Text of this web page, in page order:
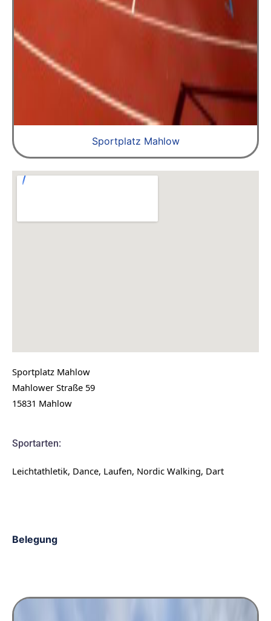
Sportplatz Mahlow
Sportplatz Mahlow
Mahlower Straße 59
15831 Mahlow
Sportarten:
Leichtathletik, Dance, Laufen, Nordic Walking, Dart
Belegung